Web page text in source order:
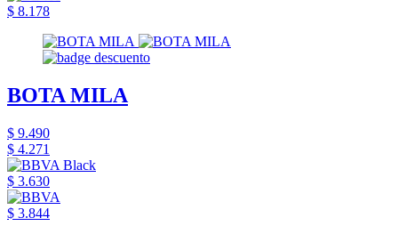
$ 8.178
BOTA MILA
$ 9.490
$ 4.271
$ 3.630
$ 3.844